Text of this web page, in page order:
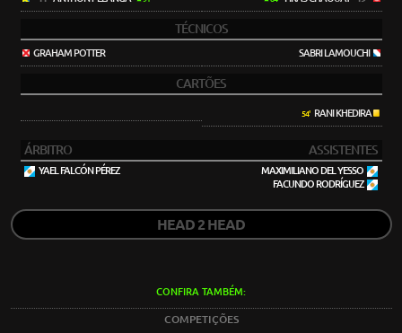
TÉCNICOS
GRAHAM POTTER SABRI LAMOUCHI
CARTÕES
54'RANI KHEDIRA
ÁRBITRO ASSISTENTES
YAEL FALCÓN PÉREZ
MAXIMILIANO DEL YESSO
FACUNDO RODRÍGUEZ
HEAD 2 HEAD
CONFIRA TAMBÉM:
COMPETIÇÕES